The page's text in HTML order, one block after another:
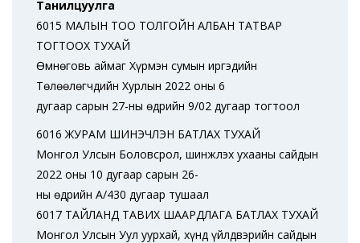
Танилцуулга
6015 МАЛЫН ТОО ТОЛГОЙН АЛБАН ТАТВАР
ТОГТООХ ТУХАЙ
Өмнөговь аймаг Хүрмэн сумын иргэдийн
Төлөөлөгчдийн Хурлын 2022 оны 6
дугаар сарын 27-ны өдрийн 9/02 дугаар тогтоол
6016 ЖУРАМ ШИНЭЧЛЭН БАТЛАХ ТУХАЙ
Монгол Улсын Боловсрол, шинжлэх ухааны сайдын
2022 оны 10 дугаар сарын 26-
ны өдрийн А/430 дугаар тушаал
6017 ТАЙЛАНД ТАВИХ ШААРДЛАГА БАТЛАХ ТУХАЙ
Монгол Улсын Уул уурхай, хүнд үйлдвэрийн сайдын